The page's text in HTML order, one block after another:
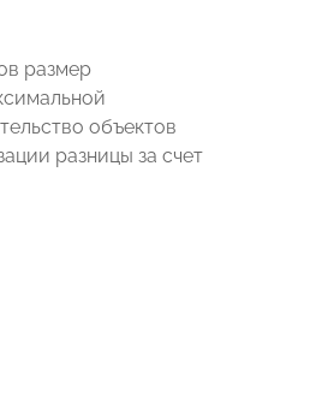
размер
объектов
разницы за счет